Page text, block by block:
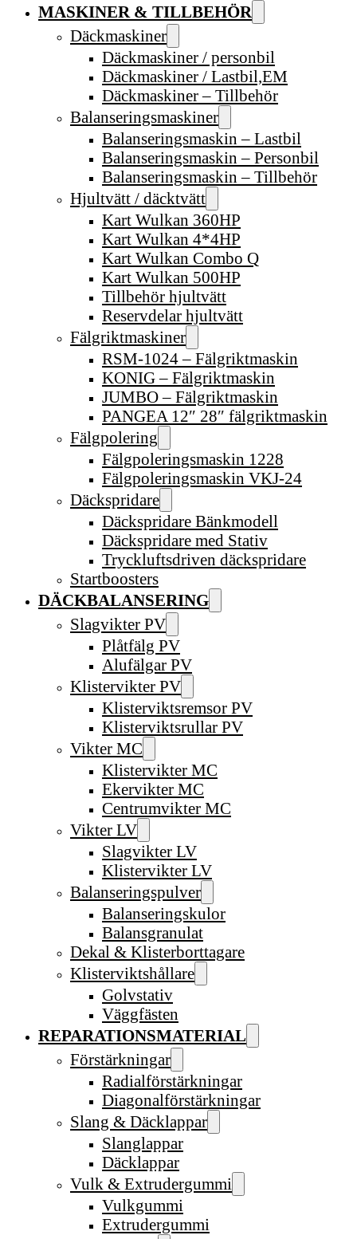
MASKINER & TILLBEHÖR
Däckmaskiner
Däckmaskiner / personbil
Däckmaskiner / Lastbil,EM
Däckmaskiner – Tillbehör
Balanseringsmaskiner
Balanseringsmaskin – Lastbil
Balanseringsmaskin – Personbil
Balanseringsmaskin – Tillbehör
Hjultvätt / däcktvätt
Kart Wulkan 360HP
Kart Wulkan 4*4HP
Kart Wulkan Combo Q
Kart Wulkan 500HP
Tillbehör hjultvätt
Reservdelar hjultvätt
Fälgriktmaskiner
RSM-1024 – Fälgriktmaskin
KONIG – Fälgriktmaskin
JUMBO – Fälgriktmaskin
PANGEA 12″ 28″ fälgriktmaskin
Fälgpolering
Fälgpoleringsmaskin 1228
Fälgpoleringsmaskin VKJ-24
Däckspridare
Däckspridare Bänkmodell
Däckspridare med Stativ
Tryckluftsdriven däckspridare
Startboosters
DÄCKBALANSERING
Slagvikter PV
Plåtfälg PV
Alufälgar PV
Klistervikter PV
Klisterviktsremsor PV
Klisterviktsrullar PV
Vikter MC
Klistervikter MC
Ekervikter MC
Centrumvikter MC
Vikter LV
Slagvikter LV
Klistervikter LV
Balanseringspulver
Balanseringskulor
Balansgranulat
Dekal & Klisterborttagare
Klisterviktshållare
Golvstativ
Väggfästen
REPARATIONSMATERIAL
Förstärkningar
Radialförstärkningar
Diagonalförstärkningar
Slang & Däcklappar
Slanglappar
Däcklappar
Vulk & Extrudergummi
Vulkgummi
Extrudergummi